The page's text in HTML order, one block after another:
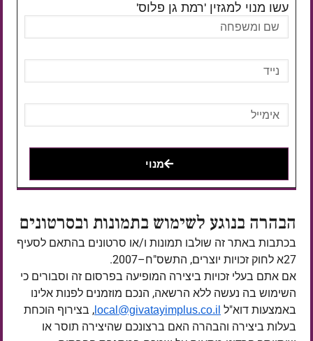
עשו מנוי למגזין 'רמת גן פלוס'
מנוי
הבהרה בנוגע לשימוש בתמונות ובסרטונים
בכתבות באתר זה שולבו תמונות ו/או סרטונים בהתאם לסעיף
27א לחוק זכויות יוצרים, התשס"ח–2007.
אם אתם בעלי זכויות ביצירה המופיעה בפרסום זה וסבורים כי
השימוש בה נעשה ללא הרשאה, הנכם מוזמנים לפנות אלינו
באמצעות דוא"ל local@givatayimplus.co.il , בצירוף הוכחת
בעלות ביצירה והבהרה האם ברצונכם שהיצירה תוסר או